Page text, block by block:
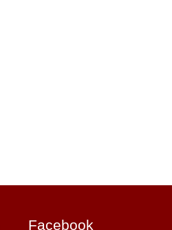
Facebook